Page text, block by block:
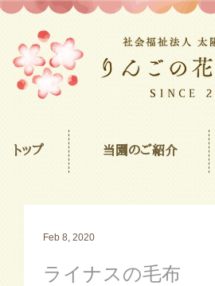
トップ 当園のご紹介
ライナスの毛布
Feb 8, 2020